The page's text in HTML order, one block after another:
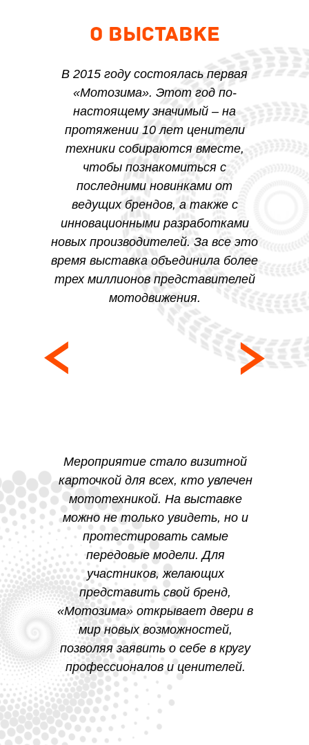
О выставке
Мероприятие стало визитной
карточкой для всех, кто увлечен
мототехникой. На выставке
можно не только увидеть, но и
протестировать самые
передовые модели. Для
участников, желающих
представить свой бренд,
«Мотозима» открывает двери в
мир новых возможностей,
позволяя заявить о себе в кругу
профессионалов и ценителей.
В 2015 году состоялась первая
«Мотозима». Этот год по-
настоящему значимый – на
протяжении 10 лет ценители
техники собираются вместе,
чтобы познакомиться с
последними новинками от
ведущих брендов, а также с
инновационными разработками
новых производителей. За все это
время выставка объединила более
трех миллионов представителей
мотодвижения.